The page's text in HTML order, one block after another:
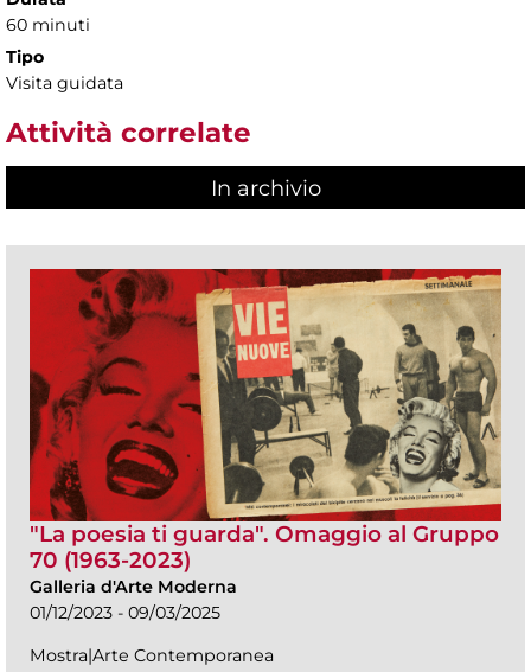
60 minuti
Tipo
Visita guidata
Attività correlate
In archivio
"La poesia ti guarda". Omaggio al Gruppo
70 (1963-2023)
Galleria d'Arte Moderna
01/12/2023 - 09/03/2025
Mostra|Arte Contemporanea